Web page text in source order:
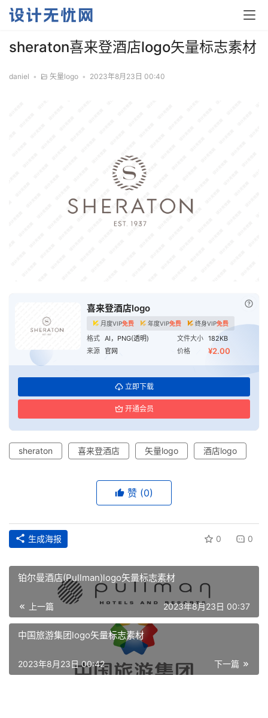
首
sheraton喜来登酒店logo矢量标志素材
daniel • 矢量logo • 2023年8月23日 00:40
喜来登酒店logo
月度VIP免费 年度VIP免费 终身VIP免费
格式 AI，PNG(透明) 文件大小
182KB
来源 官网 价格 ¥2.00
立即下载
开通会员
sheraton 喜来登酒店 矢量logo 酒店logo
赞 (0)
生成海报 0 0
铂尔曼酒店(Pullman)logo矢量标志素材
上一篇 2023年8月23日 00:37
中国旅游集团logo矢量标志素材
下一篇
2023年8月23日 00:42